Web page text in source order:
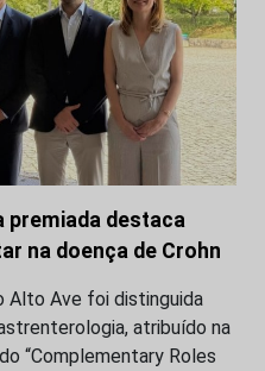
premiada destaca
na doença de Crohn
Alto Ave foi distinguida
atribuído na
“Complementary Roles